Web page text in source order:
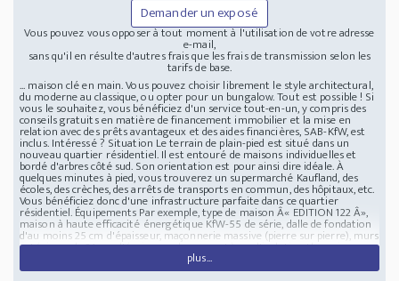
Demander un exposé
Vous pouvez vous opposer à tout moment à l'utilisation de votre adresse
e-mail,
sans qu'il en résulte d'autres frais que les frais de transmission selon les
tarifs de base.
... maison clé en main. Vous pouvez choisir librement le style architectural,
du moderne au classique, ou opter pour un bungalow. Tout est possible ! Si
vous le souhaitez, vous bénéficiez d'un service tout-en-un, y compris des
conseils gratuits en matière de financement immobilier et la mise en
relation avec des prêts avantageux et des aides financières, SAB-KfW, est
inclus. Intéressé ? Situation Le terrain de plain-pied est situé dans un
nouveau quartier résidentiel. Il est entouré de maisons individuelles et
bordé d'arbres côté sud. Son orientation est pour ainsi dire idéale. À
quelques minutes à pied, vous trouverez un supermarché Kaufland, des
écoles, des crèches, des arrêts de transports en commun, des hôpitaux, etc.
Vous bénéficiez donc d'une infrastructure parfaite dans ce quartier
résidentiel. Équipements Par exemple, type de maison Â« EDITION 122 Â»,
maison à haute efficacité énergétique KfW-55 de série, dalle de fondation
d'au moins 25 cm d'épaisseur, maçonnerie massive (pierre sur pierre), murs
extérieurs de 24 cm d'épaisseur plus un système d'isolation thermique par
l'extérieur (ETI) pouvant atteindre 12 cm d'épaisseur, vitrage isolant
thermique à triple vitrage, volets roulants électriques pour plus de confort
plus...